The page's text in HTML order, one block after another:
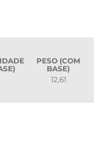
PESO (COM
BASE)
12,61